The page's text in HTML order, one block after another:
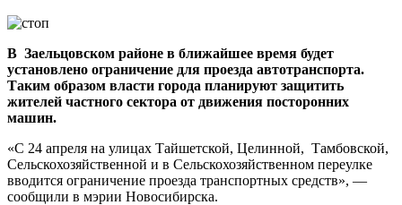
В Заельцовском районе в ближайшее время будет
установлено ограничение для проезда автотранспорта.
Таким образом власти города планируют защитить
жителей частного сектора от движения посторонних
машин.
«С 24 апреля на улицах Тайшетской, Целинной, Тамбовской,
Сельскохозяйственной и в Сельскохозяйственном переулке
вводится ограничение проезда транспортных средств», —
сообщили в мэрии Новосибирска.